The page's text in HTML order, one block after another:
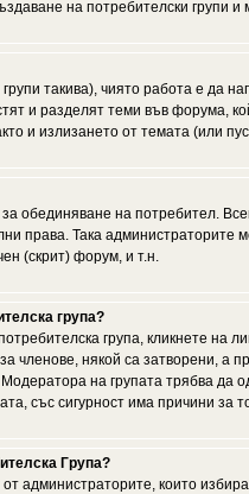
на потребителски групи
такива), чиято работа е да
и разделят теми във форума,
и излизането от темата (или
обединяване на потребител.
права. Така
(скрит) форум, и т.н.
група?
група, кликнете на
за членове, някой са затворени, а
Модератора на групата трябва
със сигурност има причини за
Група?
администраторите, които